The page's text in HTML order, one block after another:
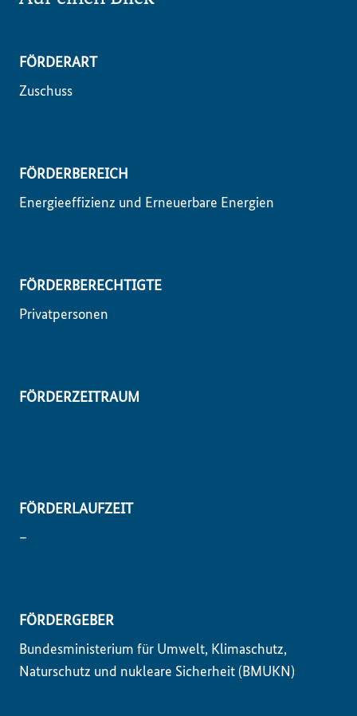
FÖRDERART
Zuschuss
FÖRDERBEREICH
Energieeffizienz und Erneuerbare Energien
FÖRDERBERECHTIGTE
Privatpersonen
FÖRDERZEITRAUM
FÖRDERLAUFZEIT
–
FÖRDERGEBER
Bundesministerium für Umwelt, Klimaschutz,
Naturschutz und nukleare Sicherheit (BMUKN)